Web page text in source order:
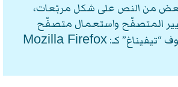
من النص على شكل مربّعات،
المتصفّح واستعمال متصفّح
“تيفيناغ” كـ: Mozilla Firefox